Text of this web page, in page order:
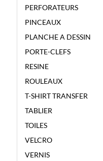
PERFORATEURS
PINCEAUX
PLANCHE A DESSIN
PORTE-CLEFS
RESINE
ROULEAUX
T-SHIRT TRANSFER
TABLIER
TOILES
VELCRO
VERNIS